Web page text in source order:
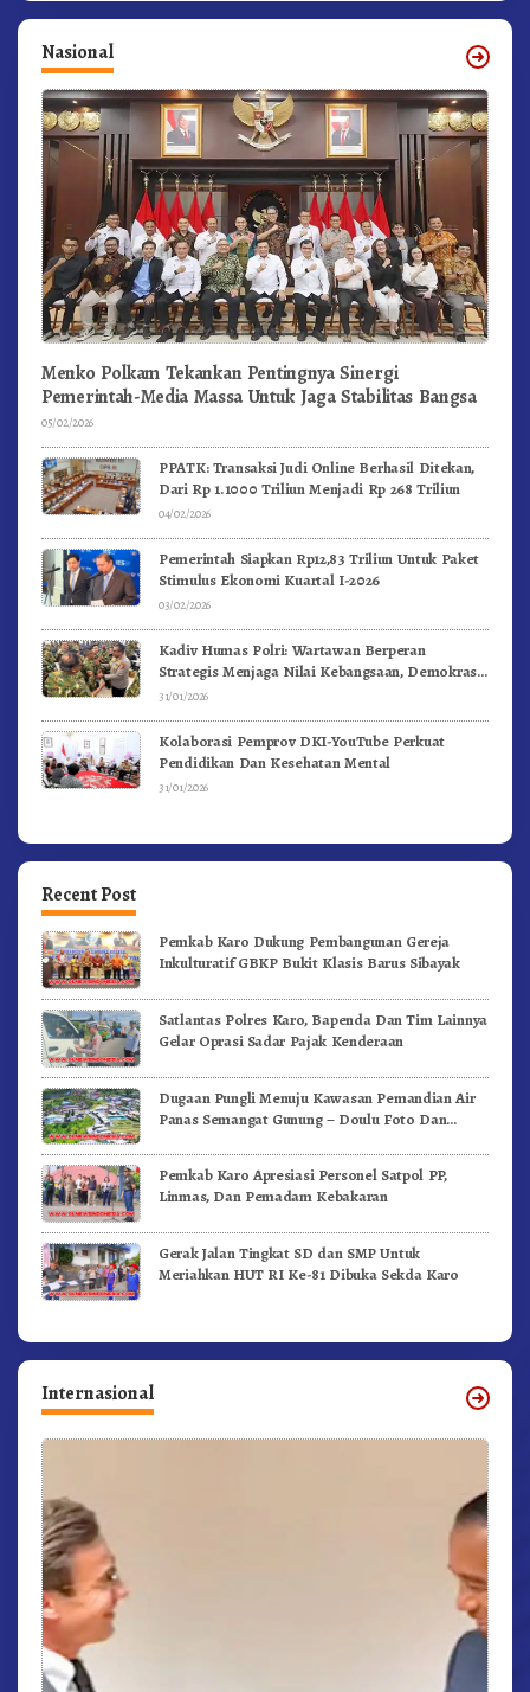
Nasional
Menko Polkam Tekankan Pentingnya Sinergi
Pemerintah-Media Massa Untuk Jaga Stabilitas Bangsa
05/02/2026
PPATK: Transaksi Judi Online Berhasil Ditekan,
Dari Rp 1.1000 Triliun Menjadi Rp 268 Triliun
04/02/2026
Pemerintah Siapkan Rp12,83 Triliun Untuk Paket
Stimulus Ekonomi Kuartal I-2026
03/02/2026
Kadiv Humas Polri: Wartawan Berperan
Strategis Menjaga Nilai Kebangsaan, Demokrasi,
dan NKRI
31/01/2026
Kolaborasi Pemprov DKI-YouTube Perkuat
Pendidikan Dan Kesehatan Mental
31/01/2026
Recent Post
Pemkab Karo Dukung Pembangunan Gereja
Inkulturatif GBKP Bukit Klasis Barus Sibayak
Satlantas Polres Karo, Bapenda Dan Tim Lainnya
Gelar Oprasi Sadar Pajak Kenderaan
Dugaan Pungli Menuju Kawasan Pemandian Air
Panas Semangat Gunung – Doulu Foto Dan
Pemkab Karo Apresiasi Personel Satpol PP,
Linmas, Dan Pemadam Kebakaran
Gerak Jalan Tingkat SD dan SMP Untuk
Meriahkan HUT RI Ke-81 Dibuka Sekda Karo
Internasional